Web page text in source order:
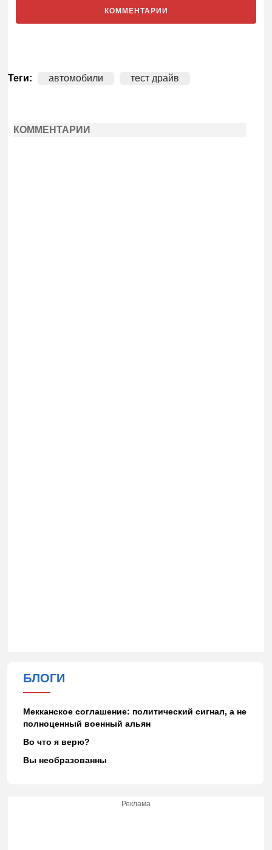
КОММЕНТАРИИ
Теги: автомобили тест драйв
КОММЕНТАРИИ
БЛОГИ
Мекканское соглашение: политический сигнал, а не
полноценный военный альян
Во что я верю?
Вы необразованны
Реклама